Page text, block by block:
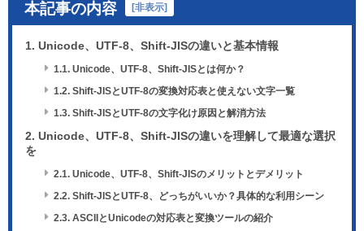
本記事の内容 非表示
1. Unicode、UTF-8、Shift-JISの違いと基本情報
1.1. Unicode、UTF-8、Shift-JISとは何か？
1.2. Shift-JISとUTF-8の変換対応表と使えない文字一覧
1.3. Shift-JISとUTF-8の文字化け原因と解消方法
2. Unicode、UTF-8、Shift-JISの違いを理解して最適な選択
を
2.1. Unicode、UTF-8、Shift-JISのメリットとデメリット
2.2. Shift-JISとUTF-8、どっちがいいか？具体的な利用シーン
2.3. ASCIIとUnicodeの対応表と変換ツールの紹介